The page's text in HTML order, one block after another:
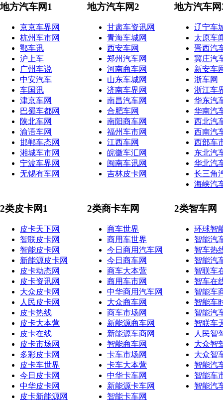
地方汽车网1
京京车界网
杭州车市网
鄂车讯
沪上车
广州车说
中安汽车
车国讯
津京车网
巴蜀车都网
陕北车网
渝语车网
邯郸车态网
湘城车市网
宁波车界网
无锡有车网
地方汽车网2
甘肃车资讯网
青海车城网
西安车网
郑州汽车网
河南商车网
山东车城网
济南车界网
南昌汽车网
合肥车网
南阳商车网
福州车市网
江西车网
皖徽车汇网
闽南车讯网
吉林皮卡网
地方汽车网
辽宁车
太原车
晋西汽
冀庄汽
新安车
浙车网
浙江车
华东汽
华南汽
西北汽
西南汽
西部车
东北汽
华北汽
长三角
海峡汽
2类皮卡网1
皮卡天下网
智联皮卡网
智能皮卡网
新能源皮卡网
皮卡动态网
皮卡资讯网
大众皮卡网
人民皮卡网
皮卡热线
皮卡大本营
皮卡在线
皮卡市场网
多彩皮卡网
皮卡车世界
今日皮卡网
中华皮卡网
皮卡新能源网
2类商卡车网
商车世界
商用车世界
今日商用汽车网
今日商车网
商车大本营
商用车市网
中华商用汽车网
大众商车网
商车市场网
新能源商车网
新能源车商网
智能商车网
卡车市场网
卡车大本营
中华卡车网
新能源卡车网
智能卡车网
2类智车网
环球智
智能汽
智车热
智能汽
智联车
智车在
智能车
智能车
智能汽
智联车
人民智
大众智
大众智
智能汽
智能车
智能汽